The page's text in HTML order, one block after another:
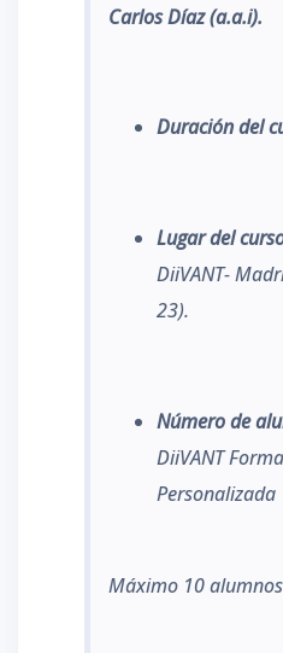
Carlos Díaz (a.a.i).
Duracióndel
Lugar del
DiiVANT-
23).
Número de
DiiVANT
Personalizada
Máximo 10